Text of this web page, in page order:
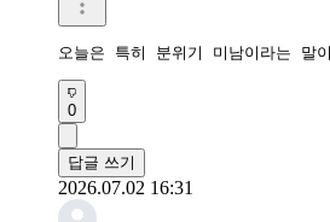
오늘은 특히 분위기 미남이라는
0
답글 쓰기
2026.07.02 16:31